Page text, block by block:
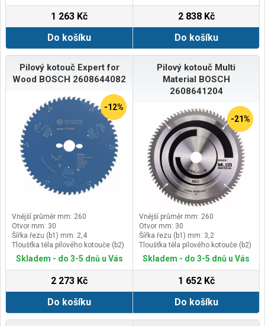
1 263 Kč
Do košíku
2 838 Kč
Do košíku
Pilový kotouč Expert for
Wood BOSCH 2608644082
-12%
Vnější průměr mm: 260
Otvor mm: 30
Šířka řezu (b1) mm: 2,4
Tloušťka těla pilového kotouče (b2)
mm: 1,8
Skladem - do 3-5 dnů u Vás
2 273 Kč
Do košíku
Pilový kotouč Multi
Material BOSCH
2608641204
-21%
Vnější průměr mm: 260
Otvor mm: 30
Šířka řezu (b1) mm: 3,2
Tloušťka těla pilového kotouče (b2)
mm: 2,5
Skladem - do 3-5 dnů u Vás
1 652 Kč
Do košíku